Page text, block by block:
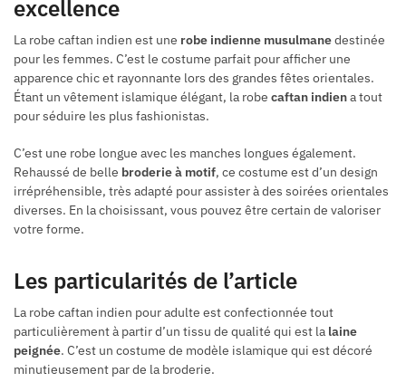
excellence
La robe caftan indien est une robe indienne musulmanedestinée
pour les femmes. C’est le costume parfait pour afficher une
apparence chic et rayonnante lors des grandes fêtes orientales.
Étant un vêtement islamique élégant, la robe caftan indiena tout
pour séduire les plus fashionistas.
C’est une robe longue avec les manches longues également.
Rehaussé de belle broderie à motif, ce costume est d’un design
irrépréhensible, très adapté pour assister à des soirées orientales
diverses. En la choisissant, vous pouvez être certain de valoriser
votre forme.
Les particularités de l’article
La robe caftan indien pour adulte est confectionnée tout
particulièrement à partir d’un tissu de qualité qui est la laine
peignée. C’est un costume de modèle islamique qui est décoré
minutieusement par de la broderie.